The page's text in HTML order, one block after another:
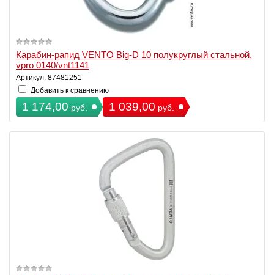
Карабин-рапид VENTO Big-D 10 полукруглый стальной,
vpro 0140/vnt1141
Артикул: 87481251
Добавить к сравнению
1 174,00 руб. 1 039,00 руб.